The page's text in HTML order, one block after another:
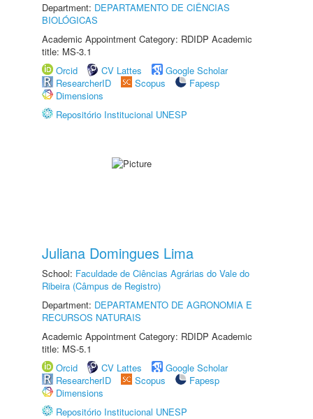
Department: DEPARTAMENTO DE CIÊNCIAS
BIOLÓGICAS
Academic Appointment Category: RDIDP Academic
title: MS-3.1
Orcid
CV Lattes
Google Scholar
ResearcherID
Scopus
Fapesp
Dimensions
Repositório Institucional UNESP
Juliana Domingues Lima
School: Faculdade de Ciências Agrárias do Vale do
Ribeira (Câmpus de Registro)
Department: DEPARTAMENTO DE AGRONOMIA E
RECURSOS NATURAIS
Academic Appointment Category: RDIDP Academic
title: MS-5.1
Orcid
CV Lattes
Google Scholar
ResearcherID
Scopus
Fapesp
Dimensions
Repositório Institucional UNESP